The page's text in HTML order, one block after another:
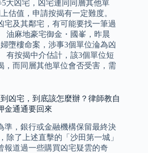
大凶宅，凶宅連同同層其他單
估值，申請按揭有一定難度。
宅及其鄰宅，有可能要找一筆過
油麻地豪宅御金・國峯，昨晨
墮樓命案，涉事3個單位淪為凶
有按揭中介估計，該3個單位短
，而同層其他單位會否受害，需
凶宅，到底該怎麼辦？律師教自
金通通要回來
準，銀行或金融機構保留最終決
除了上述直擊的「沙田第一城」
報道過一些購買凶宅疑雲的奇